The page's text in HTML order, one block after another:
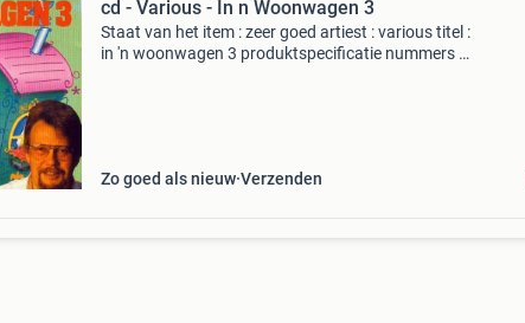
cd - Various - In n Woonwagen 3
Staat van het item : zeer goed artiest : various titel :
in 'n woonwagen 3 produktspecificatie nummers 1.
Zo goed als nieuw Verzenden